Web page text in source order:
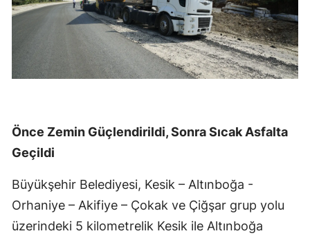
Önce Zemin Güçlendirildi, Sonra Sıcak Asfalta
Geçildi
Büyükşehir Belediyesi, Kesik – Altınboğa -
Orhaniye – Akifiye – Çokak ve Çiğşar grup yolu
üzerindeki 5 kilometrelik Kesik ile Altınboğa